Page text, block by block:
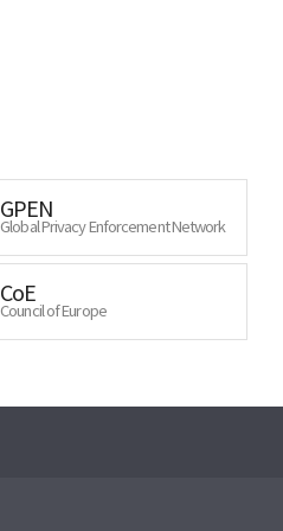
GPEN
Global Privacy Enforcement Network
CoE
Council of Europe